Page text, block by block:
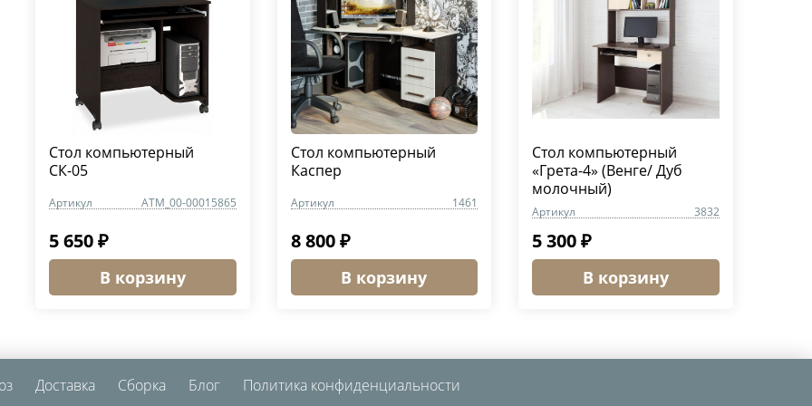
Стол компьютерный
СК-05
Артикул ATM_00-00015865
5 650 ₽
В корзину
Стол компьютерный
Каспер
Артикул 1461
8 800 ₽
В корзину
Стол компьютерный
«Грета-4» (Венге/ Дуб
молочный)
Артикул 3832
5 300 ₽
В корзину
Доставка Сборка Блог Политика конфиденциальности